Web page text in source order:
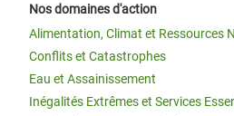
Nos domaines d'action
Alimentation, Climat et Ressources
Conflits et Catastrophes
Eau et Assainissement
Inégalités Extrêmes et Services